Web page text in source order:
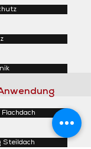
Steildach